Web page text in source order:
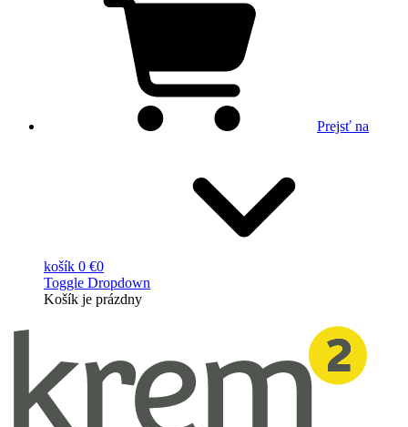
Prejsť na
košík 0 €0
Toggle Dropdown
Košík je prázdny